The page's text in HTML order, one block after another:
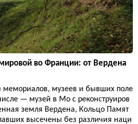
во Франции: от Вердена
мемориалов, музеев и бывших поле
— музей в Мо с реконструиров
земля Вердена, Кольцо Памят
высечены без различия наци